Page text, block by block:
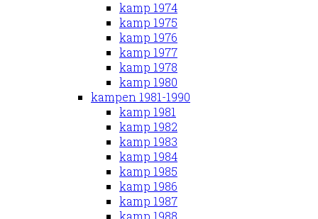
kamp 1974
kamp 1975
kamp 1976
kamp 1977
kamp 1978
kamp 1980
kampen 1981-1990
kamp 1981
kamp 1982
kamp 1983
kamp 1984
kamp 1985
kamp 1986
kamp 1987
kamp 1988